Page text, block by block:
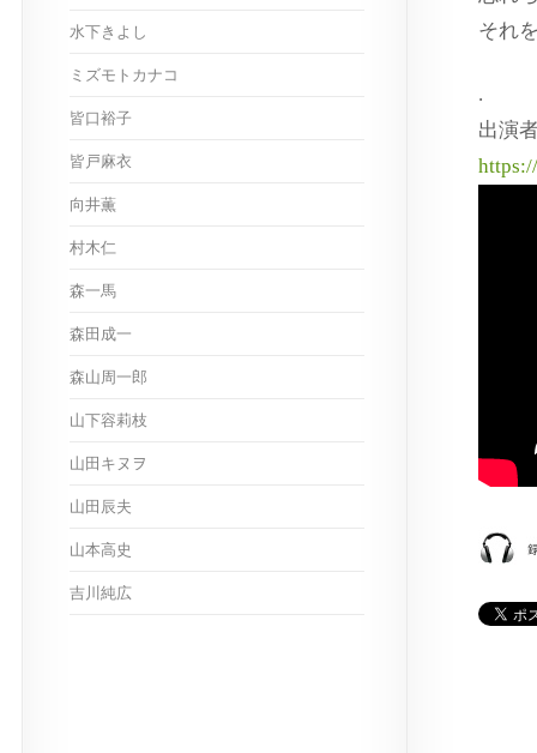
それ
.
出演
水下きよし
ミズモトカナコ
皆口裕子
皆戸麻衣
向井薫
村木仁
森一馬
森田成一
森山周一郎
山下容莉枝
山田キヌヲ
山田辰夫
山本高史
吉川純広